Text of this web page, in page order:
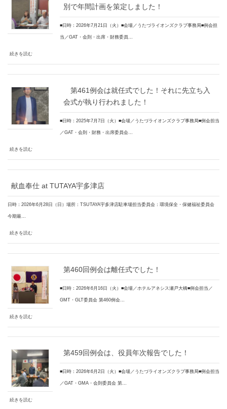
別で年間計画を策定しました！
■日時：2026年7月21日（火）■会場／うたづライオンズクラブ事務局■例会担
当／GAT・会則・出席・財務委員…
続きを読む
第461例会は就任式でした！それに先立ち入
会式が執り行われました！
■日時：2025年7月7日（火）■会場／うたづライオンズクラブ事務局■例会担当
／GAT・会則・財務・出席委員会…
続きを読む
献血奉仕 at TUTAYA宇多津店
日時：2026年6月28日（日）場所：TSUTAYA宇多津店駐車場担当委員会：環境保全・保健福祉委員会
今期最…
続きを読む
第460回例会は離任式でした！
■日時：2026年6月16日（火）■会場／ホテルアネシス瀬戸大橋■例会担当／
GMT・GLT委員会 第460例会…
続きを読む
第459回例会は、役員年次報告でした！
■日時：2026年6月2日（火）■会場／うたづライオンズクラブ事務局■例会担当
／GAT・GMA・会則委員会 第…
続きを読む